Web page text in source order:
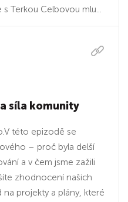
Terkou Celbovou mlu...
síla komunity
této epizodě se
– proč byla delší
a v čem jsme zažili
zhodnocení našich
projekty a plány, které